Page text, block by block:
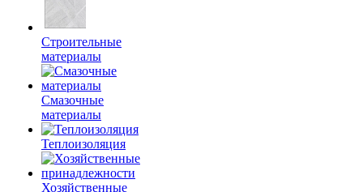
Строительные
материалы
Смазочные
материалы
Теплоизоляция
Хозяйственные